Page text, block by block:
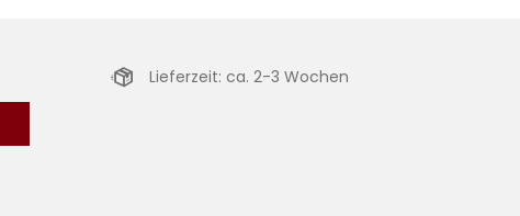
Lieferzeit: ca. 2-3 Wochen